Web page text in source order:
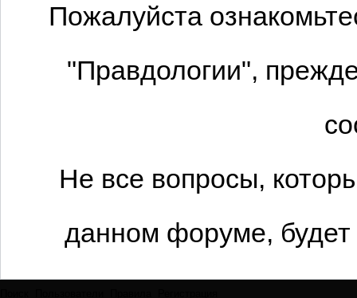
Пожалуйста
"Правдологии",
Не все вопросы,
данном форуме,